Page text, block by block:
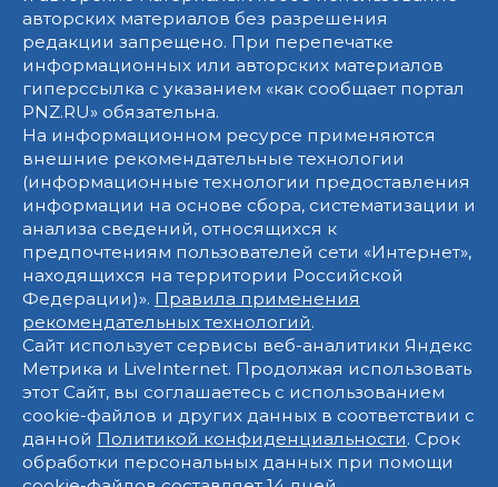
авторских материалов без разрешения
редакции запрещено. При перепечатке
информационных или авторских материалов
гиперссылка с указанием «как сообщает портал
PNZ.RU» обязательна.
На информационном ресурсе применяются
внешние рекомендательные технологии
(информационные технологии предоставления
информации на основе сбора, систематизации и
анализа сведений, относящихся к
предпочтениям пользователей сети «Интернет»,
находящихся на территории Российской
Федерации)». Правила применения
рекомендательных технологий.
Сайт использует сервисы веб-аналитики Яндекс
Метрика и LiveInternet. Продолжая использовать
этот Сайт, вы соглашаетесь с использованием
cookie-файлов и других данных в соответствии с
данной Политикой конфиденциальности. Срок
обработки персональных данных при помощи